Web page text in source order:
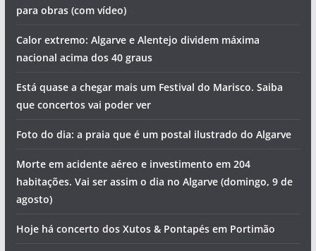
para obras (com vídeo)
Calor extremo: Algarve e Alentejo dividem máxima
nacional acima dos 40 graus
Está quase a chegar mais um Festival do Marisco. Saiba
que concertos vai poder ver
Foto do dia: a praia que é um postal ilustrado do Algarve
Morte em acidente aéreo e investimento em 204
habitações. Vai ser assim o dia no Algarve (domingo, 9 de
agosto)
Hoje há concerto dos Xutos & Pontapés em Portimão